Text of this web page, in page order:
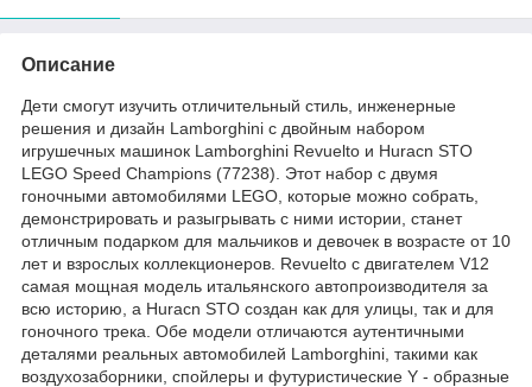
Описание
Дети смогут изучить отличительный стиль, инженерные
решения и дизайн Lamborghini с двойным набором
игрушечных машинок Lamborghini Revuelto и Huracn STO
LEGO Speed Champions (77238). Этот набор с двумя
гоночными автомобилями LEGO, которые можно собрать,
демонстрировать и разыгрывать с ними истории, станет
отличным подарком для мальчиков и девочек в возрасте от 10
лет и взрослых коллекционеров. Revuelto с двигателем V12
самая мощная модель итальянского автопроизводителя за
всю историю, а Huracn STO создан как для улицы, так и для
гоночного трека. Обе модели отличаются аутентичными
деталями реальных автомобилей Lamborghini, такими как
воздухозаборники, спойлеры и футуристические Y - образные